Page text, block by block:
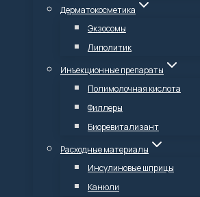
Дерматокосметика
Экзосомы
Липолитик
Инъекционные препараты
Полимолочная кислота
Филлеры
Биоревитализант
Расходные материалы
Инсулиновые шприцы
Канюли